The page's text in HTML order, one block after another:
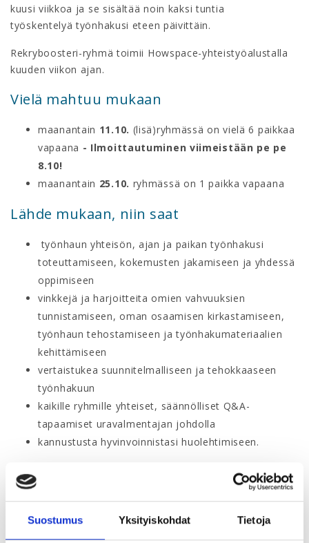
Suostumus Yksityiskohdat Tietoja
kuusi viikkoa ja se sisältää noin kaksi tuntia
työskentelyä työnhakusi eteen päivittäin.
Rekryboosteri-ryhmä toimii Howspace-yhteistyöalustalla
kuuden viikon ajan.
Vielä mahtuu mukaan
maanantain 11.10. (lisä)ryhmässä on vielä 6 paikkaa
vapaana - Ilmoittautuminen viimeistään pe pe
8.10!
maanantain 25.10. ryhmässä on 1 paikka vapaana
Lähde mukaan, niin saat
työnhaun yhteisön, ajan ja paikan työnhakusi
toteuttamiseen, kokemusten jakamiseen ja yhdessä
oppimiseen
vinkkejä ja harjoitteita omien vahvuuksien
tunnistamiseen, oman osaamisen kirkastamiseen,
työnhaun tehostamiseen ja työnhakumateriaalien
kehittämiseen
vertaistukea suunnitelmalliseen ja tehokkaaseen
työnhakuun
kaikille ryhmille yhteiset, säännölliset Q&A-
tapaamiset uravalmentajan johdolla
kannustusta hyvinvoinnistasi huolehtimiseen.
Rekryboosteri on
paikka, jossa tapaat eri alojen huipputyyppejä
asiantuntijoista johtajiin ja vastavalmistuneista
kokeneisiin ammattilaisiin